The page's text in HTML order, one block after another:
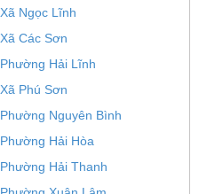
Xã Ngọc Lĩnh
Xã Các Sơn
Phường Hải Lĩnh
Xã Phú Sơn
Phường Nguyên Bình
Phường Hải Hòa
Phường Hải Thanh